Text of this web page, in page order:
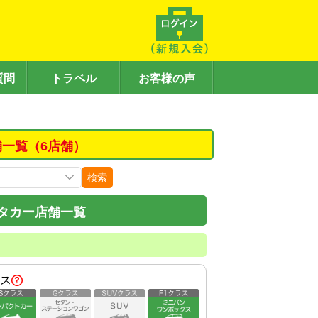
問 トラベル お客様の声
覧（6店舗）
検索
カー店舗一覧